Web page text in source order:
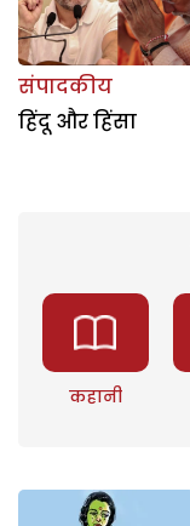
संपादकीय
हिंदू और हिंसा
कहानी